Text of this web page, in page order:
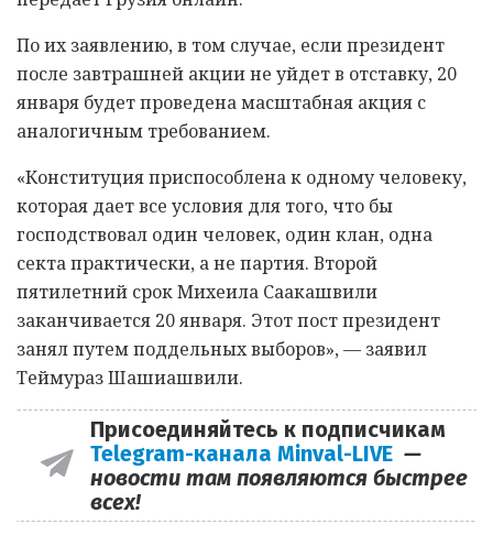
По их заявлению, в том случае, если президент
после завтрашней акции не уйдет в отставку, 20
января будет проведена масштабная акция с
аналогичным требованием.
«Конституция приспособлена к одному человеку,
которая дает все условия для того, что бы
господствовал один человек, один клан, одна
секта практически, а не партия. Второй
пятилетний срок Михеила Саакашвили
заканчивается 20 января. Этот пост президент
занял путем поддельных выборов», — заявил
Теймураз Шашиашвили.
Присоединяйтесь к подписчикам
Telegram-канала Minval-LIVE —
новости там появляются быстрее
всех!